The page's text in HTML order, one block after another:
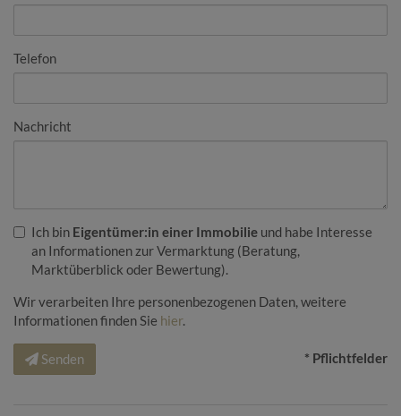
Telefon
Nachricht
Ich bin Eigentümer:in einer Immobilie und habe Interesse
an Informationen zur Vermarktung (Beratung,
Marktüberblick oder Bewertung).
Wir verarbeiten Ihre personenbezogenen Daten, weitere
Informationen finden Sie hier.
Senden * Pflichtfelder